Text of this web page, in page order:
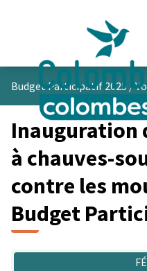
Budget Participatif 2025 /
Inauguration
à chauves-
contre les
Budget